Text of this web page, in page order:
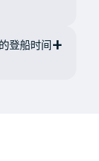
登船时间